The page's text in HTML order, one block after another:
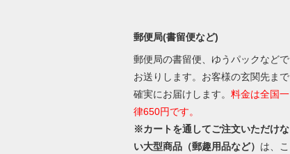
郵便局(書留便など)
郵便局の書留便、ゆうパックなどで
お送りします。お客様の玄関先まで
確実にお届けします。 料金は全国一
律650円です。
※カートを通してご注文いただけな
い大型商品（郵趣用品など） は、こ